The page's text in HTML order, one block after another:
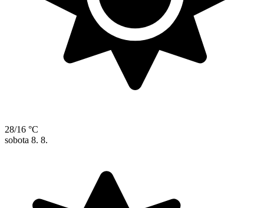
28/16 °C
sobota 8. 8.